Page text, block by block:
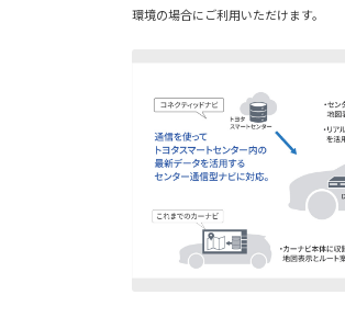
環境の場合にご利用いただけます。